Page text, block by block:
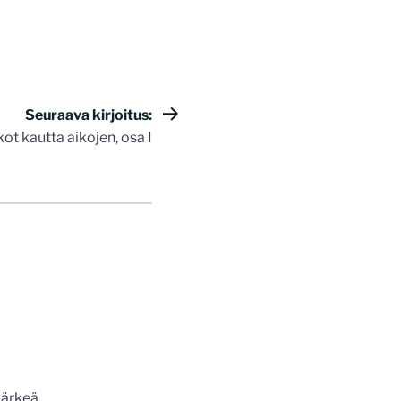
Seuraava kirjoitus:
kautta aikojen, osa I